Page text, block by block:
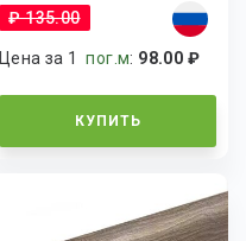
₽ 135.00
Цена за 1пог.м: 98.00 ₽
КУПИТЬ